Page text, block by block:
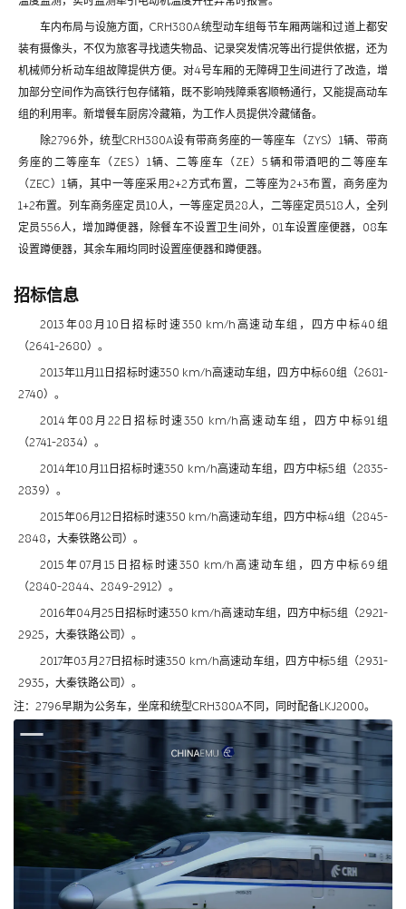
车内布局与设施方面，CRH380A统型动车组每节车厢两端和过道上都安
装有摄像头，不仅为旅客寻找遗失物品、记录突发情况等出行提供依据，还为
机械师分析动车组故障提供方便。对4号车厢的无障碍卫生间进行了改造，增
加部分空间作为高铁行包存储箱，既不影响残障乘客顺畅通行，又能提高动车
组的利用率。新增餐车厨房冷藏箱，为工作人员提供冷藏储备。
除2796外，统型CRH380A设有带商务座的一等座车（ZYS）1辆、带商
务座的二等座车（ZES）1辆、二等座车（ZE）5辆和带酒吧的二等座车
（ZEC）1辆，其中一等座采用2+2方式布置，二等座为2+3布置，商务座为
1+2布置。列车商务座定员10人，一等座定员28人，二等座定员518人，全列
定员556人，增加蹲便器，除餐车不设置卫生间外，01车设置座便器，08车
设置蹲便器，其余车厢均同时设置座便器和蹲便器。
招标信息
2013年08月10日招标时速350 km/h高速动车组，四方中标40组
（2641-2680）。
2013年11月11日招标时速350 km/h高速动车组，四方中标60组（2681-
2740）。
2014年08月22日招标时速350 km/h高速动车组，四方中标91组
（2741-2834）。
2014年10月11日招标时速350 km/h高速动车组，四方中标5组（2835-
2839）。
2015年06月12日招标时速350 km/h高速动车组，四方中标4组（2845-
2848，大秦铁路公司）。
2015年07月15日招标时速350 km/h高速动车组，四方中标69组
（2840-2844、2849-2912）。
2016年04月25日招标时速350 km/h高速动车组，四方中标5组（2921-
2925，大秦铁路公司）。
2017年03月27日招标时速350 km/h高速动车组，四方中标5组（2931-
2935，大秦铁路公司）。
注：2796早期为公务车，坐席和统型CRH380A不同，同时配备LKJ2000。